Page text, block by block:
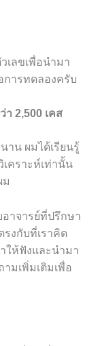
เลขเพื่อนำมา
การทดลองครับ
2,500 เคส
าน ผมได้เรียนรู้
คราะห์เท่านั้น
ม
าจารย์ที่ปรึกษา
งกับที่เราคิด
ให้ฟังและนำมา
มเพิ่มเติมเพื่อ